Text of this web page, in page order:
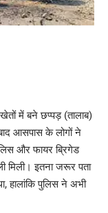
में बने छप्पड़ (तालाब)
आसपास के लोगों ने
और फायर ब्रिगेड
मिली। इतना जरूर पता
हालांकि पुलिस ने अभी